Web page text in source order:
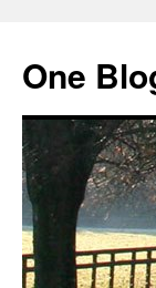
正
文
One